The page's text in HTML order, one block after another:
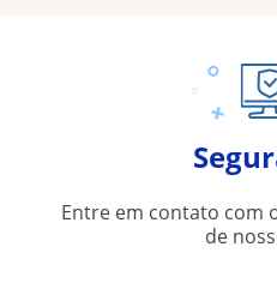
Entre em contato com
de